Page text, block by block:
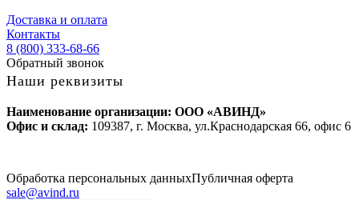
Доставка и оплата
Контакты
8 (800) 333-68-66
Обратный звонок
Наши реквизиты
Наименование организации: ООО «АВИНД»
Офис и склад: 109387, г. Москва, ул.Краснодарская 66, офис 6
Обработка персональных данныхПубличная оферта
sale@avind.ru